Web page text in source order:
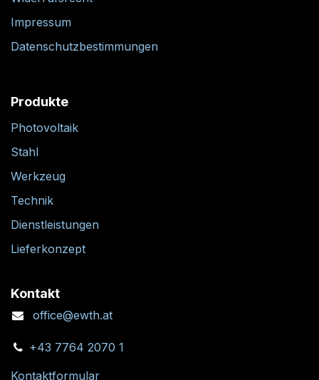
Impressum
Datenschutzbestimmungen
Produkte
Photovoltaik
Stahl
Werkzeug
Technik
Dienstleistungen
Lieferkonzept
Kontakt
office@ewth.at
+43 7764 2070 1
Kontaktformular